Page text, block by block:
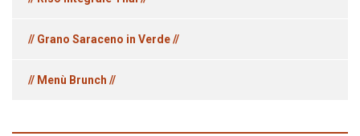
// Grano Saraceno in Verde //
// Menù Brunch //